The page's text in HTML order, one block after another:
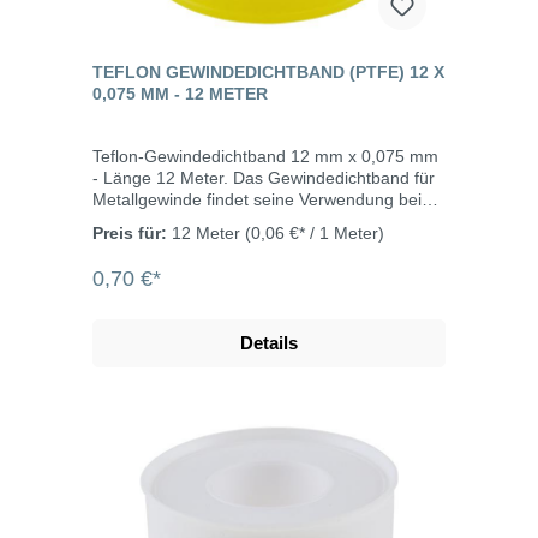
TEFLON GEWINDEDICHTBAND (PTFE) 12 X
0,075 MM - 12 METER
Teflon-Gewindedichtband 12 mm x 0,075 mm
- Länge 12 Meter. Das Gewindedichtband für
Metallgewinde findet seine Verwendung bei
Kalt- und Warmwasserbereich.Nicht DVGW
Preis für: 12 Meter (0,06 €* / 1 Meter)
0,70 €*
Details